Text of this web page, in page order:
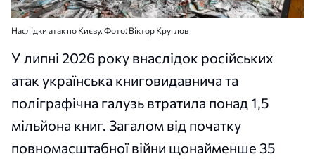
Наслідки атак по Києву. Фото: Віктор Круглов
У липні 2026 року внаслідок російських
атак українська книговидавнича та
поліграфічна галузь втратила понад 1,5
мільйона книг. Загалом від початку
повномасштабної війни щонайменше 35